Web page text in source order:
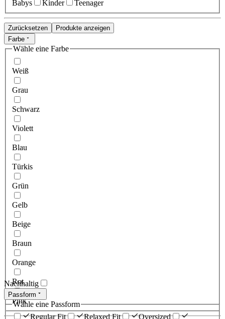
Babys Kinder Teenager
Zurücksetzen
Produkte anzeigen
Farbe
Wähle eine Farbe
Weiß
Grau
Schwarz
Violett
Blau
Türkis
Grün
Gelb
Beige
Braun
Orange
Rot
Pink
Nachhaltig
Passform
Wähle eine Passform
Regular Fit
Relaxed Fit
Oversized